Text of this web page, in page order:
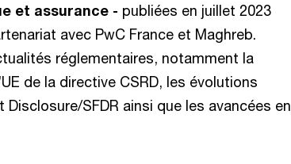
et assurance - publiées en juillet 2023
avec PwC France et Maghreb.
réglementaires, notamment la
de la directive CSRD, les évolutions
SFDR ainsi que les avancées en